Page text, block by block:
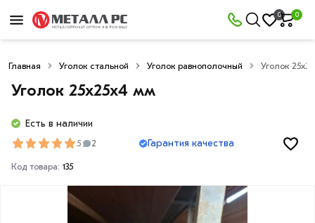
0 0
Главная Уголок стальной Уголок равнополочный Уголок
Уголок 25х25х4 мм
Есть в наличии
5 2 Гарантия качества
Код товара: 135